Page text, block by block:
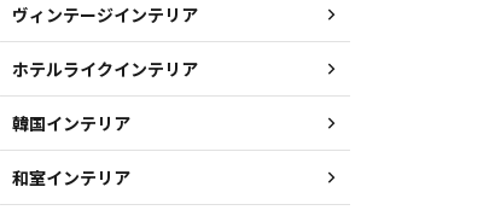
ヴィンテージインテリア
ホテルライクインテリア
韓国インテリア
和室インテリア